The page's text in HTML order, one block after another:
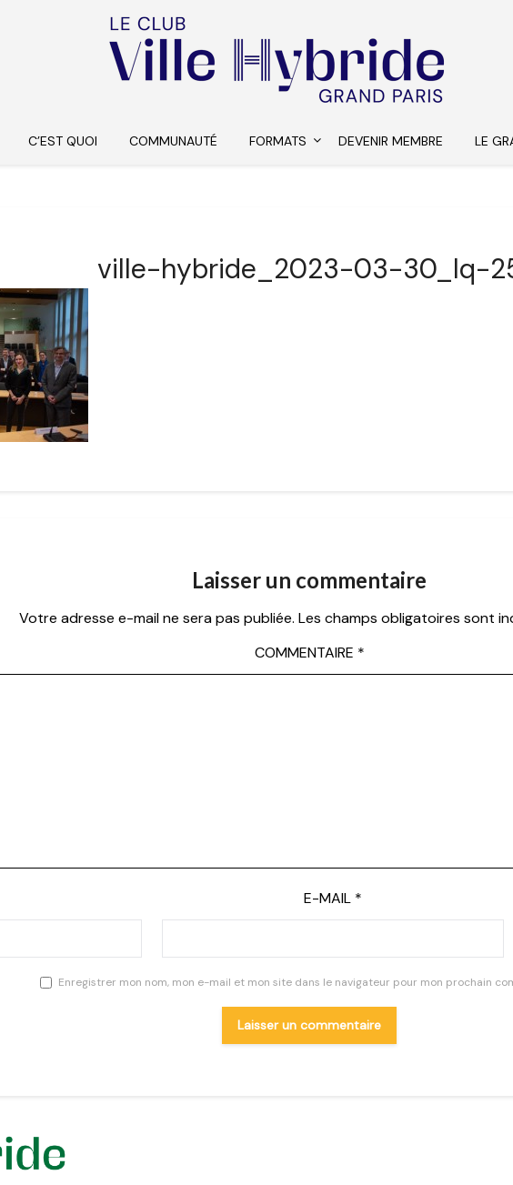
C’EST QUOI COMMUNAUTÉ FORMATS DEVENIR MEMBRE LE
ville-hybride_2023-03-30_lq-
Laisser un commentaire
Votre adresse e-mail ne sera pas publiée. Les champs obligatoires sont
COMMENTAIRE *
E-MAIL *
Enregistrer mon nom, mon e-mail et mon site dans le navigateur pour mon prochain